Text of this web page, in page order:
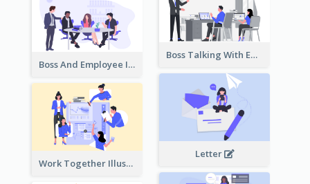
Boss Talking With Employee Illustration
Boss And Employee Illustration
Letter
Work Together Illustration